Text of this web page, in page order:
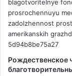
т
е
й
т
р
а
л
и
Рождественское